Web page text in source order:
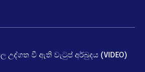
වී ඇති වැටුප් අර්බුදය (VIDEO)